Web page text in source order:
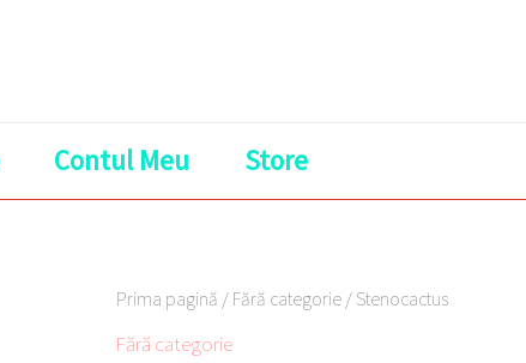
Contul Meu Store
Prima pagină / Fără categorie / Stenocactus
Fără categorie